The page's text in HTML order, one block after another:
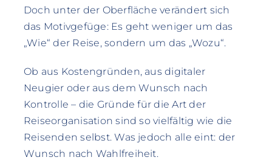
Doch unter der Oberfläche verändert sich
das Motivgefüge: Es geht weniger um das
„Wie“ der Reise, sondern um das „Wozu“.
Ob aus Kostengründen, aus digitaler
Neugier oder aus dem Wunsch nach
Kontrolle – die Gründe für die Art der
Reiseorganisation sind so vielfältig wie die
Reisenden selbst. Was jedoch alle eint: der
Wunsch nach Wahlfreiheit.